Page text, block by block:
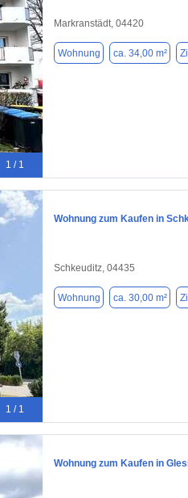
1 / 1
Markranstädt, 04420
Wohnung ca. 34,00 m²
1 / 1
Wohnung zum Kaufen in
Schkeuditz, 04435
Wohnung ca. 30,00 m²
Wohnung zum Kaufen in